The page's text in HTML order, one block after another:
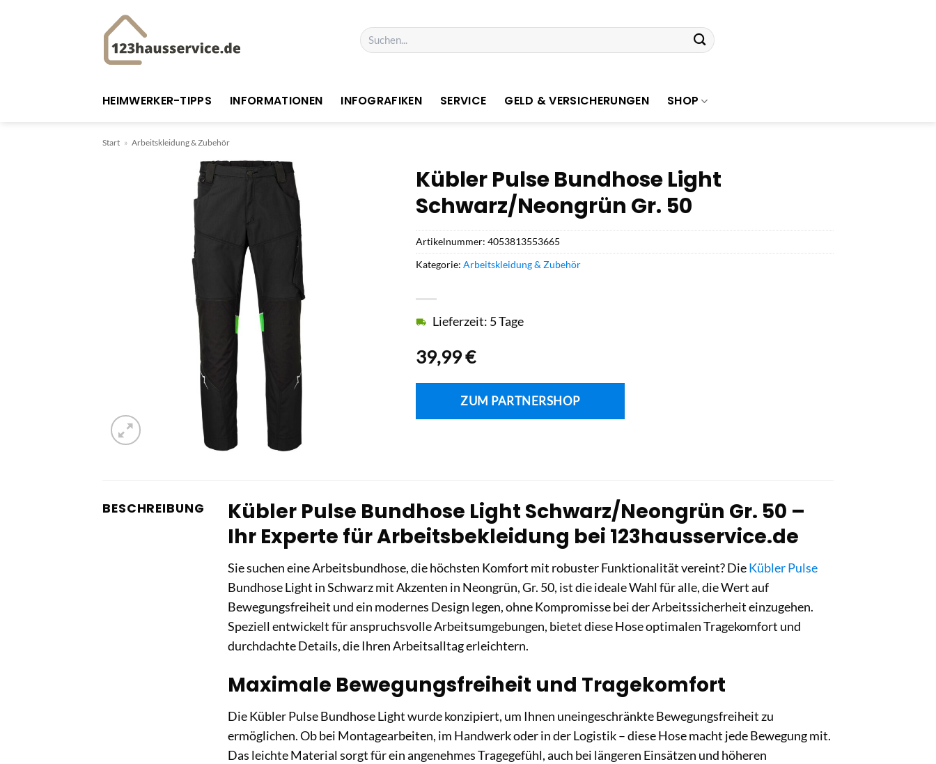
Suchen
nach:
HEIMWERKER-TIPPS INFORMATIONEN INFOGRAFIKEN SERVICE GELD & VERSICHERUNGEN SHOP
Start » Arbeitskleidung & Zubehör
Kübler Pulse Bundhose Light
Schwarz/Neongrün Gr. 50
39,99€
Lieferzeit: 5 Tage
ZUM PARTNERSHOP
Artikelnummer: 4053813553665
Kategorie: Arbeitskleidung & Zubehör
BESCHREIBUNG
Kübler Pulse Bundhose Light Schwarz/Neongrün Gr. 50 –
Ihr Experte für Arbeitsbekleidung bei 123hausservice.de
Sie suchen eine Arbeitsbundhose, die höchsten Komfort mit robuster Funktionalität vereint? DieKübler Pulse
Bundhose Light in Schwarz mit Akzenten in Neongrün, Gr. 50, ist die ideale Wahl für alle, die Wert auf
Bewegungsfreiheit und ein modernes Design legen, ohne Kompromisse bei der Arbeitssicherheit einzugehen.
Speziell entwickelt für anspruchsvolle Arbeitsumgebungen, bietet diese Hose optimalen Tragekomfort und
durchdachte Details, die Ihren Arbeitsalltag erleichtern.
Maximale Bewegungsfreiheit und Tragekomfort
Die Kübler Pulse Bundhose Light wurde konzipiert, um Ihnen uneingeschränkte Bewegungsfreiheit zu
ermöglichen. Ob bei Montagearbeiten, im Handwerk oder in der Logistik – diese Hose macht jede Bewegung mit.
Das leichte Material sorgt für ein angenehmes Tragegefühl, auch bei längeren Einsätzen und höheren